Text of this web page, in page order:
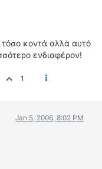
κοντά αλλά αυτό
ενδιαφέρον!
1
Jan 5, 2006, 8:02 PM